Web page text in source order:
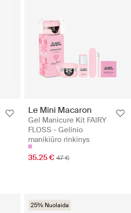
Le Mini Macaron
Gel Manicure Kit FAIRY
FLOSS - Gelinio
manikiūro rinkinys
35.25 € 47 €
25% Nuolaida